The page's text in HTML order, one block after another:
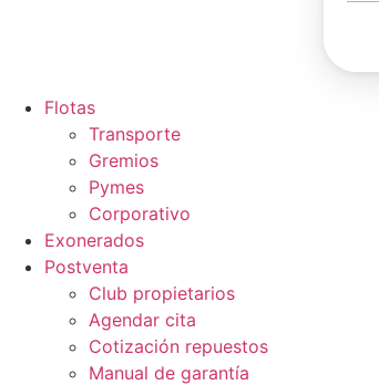
Flotas
Transporte
Gremios
Pymes
Corporativo
Exonerados
Postventa
Club propietarios
Agendar cita
Cotización repuestos
Manual de garantía